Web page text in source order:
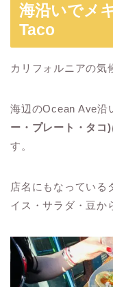
海沿いでメ
Taco
カリフォルニアの気
海辺のOcean Ave沿
ー・プレート・タコ)
す。
店名にもなっている
イス・サラダ・豆か